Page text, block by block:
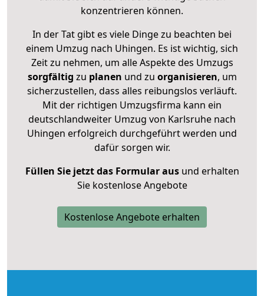
konzentrieren können.
In der Tat gibt es viele Dinge zu beachten bei
einem Umzug nach Uhingen. Es ist wichtig, sich
Zeit zu nehmen, um alle Aspekte des Umzugs
sorgfältig zu planen und zu organisieren, um
sicherzustellen, dass alles reibungslos verläuft.
Mit der richtigen Umzugsfirma kann ein
deutschlandweiter Umzug von Karlsruhe nach
Uhingen erfolgreich durchgeführt werden und
dafür sorgen wir.
Füllen Sie jetzt das Formular ausund erhalten
Sie kostenlose Angebote
Kostenlose Angebote erhalten